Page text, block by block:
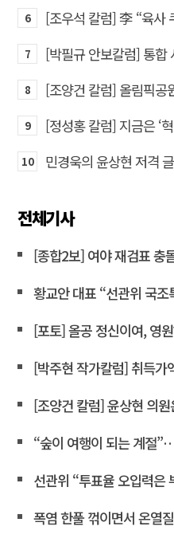
6 [조우석 칼럼] 李 “육사
7
8
9 [정성홍 칼럼] 지금은 ‘
10
전체기사
[종합2보] 여야 재검표 충돌에 野 단
황교안 대표 “선관위 국조특위, 결
[포토] 올공 정신이여, 영
[박주현 작가칼럼] 취득가액 리셋해 ‘세금폭탄’ 피하
[조양건 칼럼] 윤상현 의
“숲이 여행이 되는 계절”… 기린
선관위 “투표율 오입력은 부정선
폭염 한풀 꺾이면서 온열